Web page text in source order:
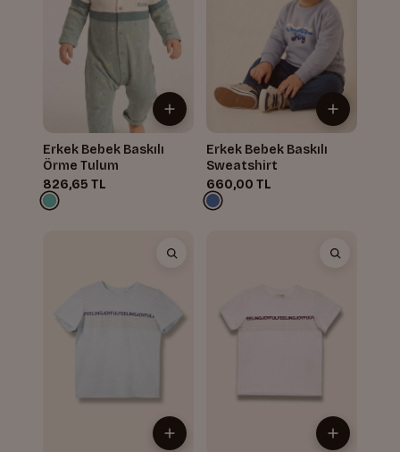
Erkek Bebek Baskılı
Örme Tulum
826,65 TL
Erkek Bebek Baskılı
Sweatshirt
660,00 TL